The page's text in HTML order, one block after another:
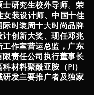
士研究生校外导师。荣
女装设计师、中国十佳
际时装周十大时尚品牌
计创新大奖、现任邓兆
工作室营运总监，广东
限责任公司执行董事长
材料聚酰亚胺（PI）
研发主要推广者及独家